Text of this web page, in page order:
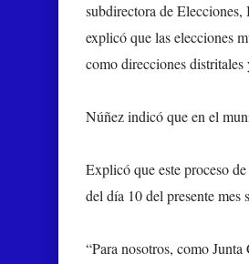
subdirectora de
explicó que las elecciones
como direcciones
Núñez indicó que en el
Explicó que este proceso
del día 10 del presente mes
“Para nosotros, como